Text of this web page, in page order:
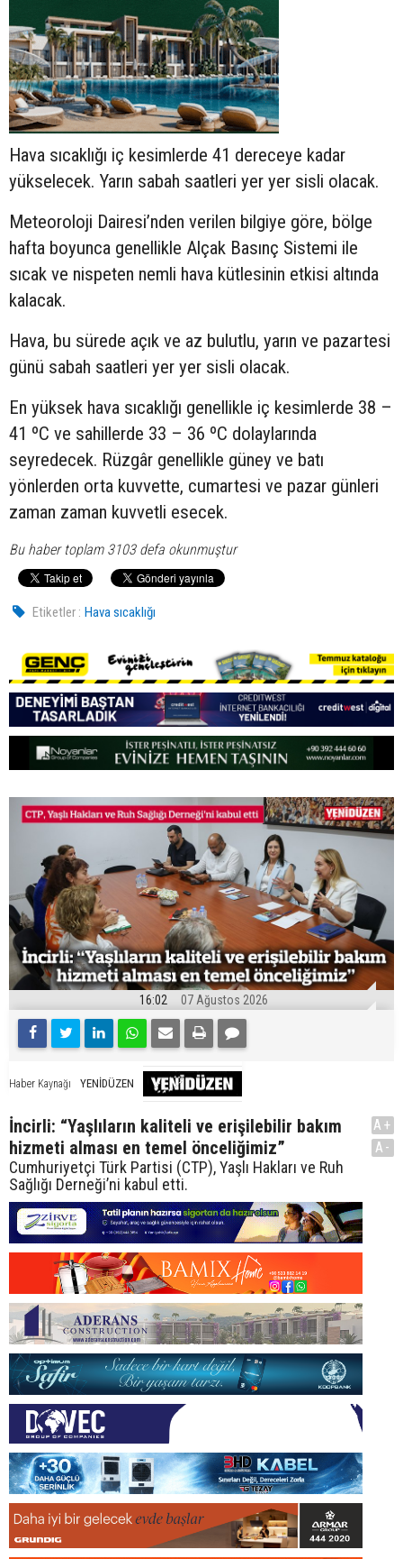
Hava sıcaklığı iç kesimlerde 41 dereceye kadar
yükselecek. Yarın sabah saatleri yer yer sisli olacak.
Meteoroloji Dairesi’nden verilen bilgiye göre, bölge
hafta boyunca genellikle Alçak Basınç Sistemi ile
sıcak ve nispeten nemli hava kütlesinin etkisi altında
kalacak.
Hava, bu sürede açık ve az bulutlu, yarın ve pazartesi
günü sabah saatleri yer yer sisli olacak.
En yüksek hava sıcaklığı genellikle iç kesimlerde 38 –
41 ºC ve sahillerde 33 – 36 ºC dolaylarında
seyredecek. Rüzgâr genellikle güney ve batı
yönlerden orta kuvvette, cumartesi ve pazar günleri
zaman zaman kuvvetli esecek.
Bu haber toplam 3103 defa okunmuştur
Etiketler : Hava sıcaklığı
16:02 07 Ağustos 2026
Haber Kaynağı YENİDÜZEN
İncirli: “Yaşlıların kaliteli ve erişilebilir bakım
hizmeti alması en temel önceliğimiz”
Cumhuriyetçi Türk Partisi (CTP), Yaşlı Hakları ve Ruh
Sağlığı Derneği’ni kabul etti.
A+
A-